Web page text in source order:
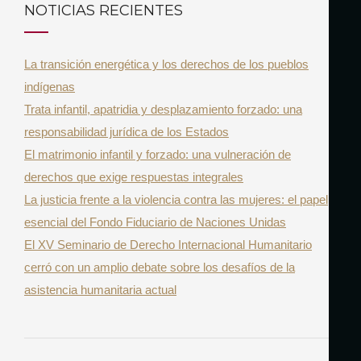
c
f
o
r
:
NOTICIAS RECIENTES
La transición energética y los derechos de los pueblos
indígenas
Trata infantil, apatridia y desplazamiento forzado: una
responsabilidad jurídica de los Estados
El matrimonio infantil y forzado: una vulneración de
derechos que exige respuestas integrales
La justicia frente a la violencia contra las mujeres: el papel
esencial del Fondo Fiduciario de Naciones Unidas
El XV Seminario de Derecho Internacional Humanitario
cerró con un amplio debate sobre los desafíos de la
asistencia humanitaria actual